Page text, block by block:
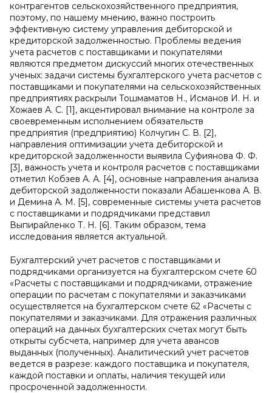
контрагентов сельскохозяйственного предприятия,
поэтому, по нашему мнению, важно построить
эффективную систему управления дебиторской и
кредиторской задолженностью. Проблемы ведения
учета расчетов с поставщиками и покупателями
являются предметом дискуссий многих отечественных
ученых: задачи системы бухгалтерского учета расчетов с
поставщиками и покупателями на сельскохозяйственных
предприятиях раскрыли Тошмаматов Н., Исманов И. Н. и
Хожаев А. С. [1], акцентировал внимание на контроле за
своевременным исполнением обязательств
предприятия (предприятию) Колчугин С. В. [2],
направления оптимизации учета дебиторской и
кредиторской задолженности выявила Суфиянова Ф. Ф.
[3], важность учета и контроля расчетов с поставщиками
отметил Кобзев А. А. [4], основные направления анализа
дебиторской задолженности показали Абашенкова А. В.
и Демина А. М. [5], современные системы учета расчетов
с поставщиками и подрядчиками представил
Выпирайленко Т. Н. [6]. Таким образом, тема
исследования является актуальной.
Бухгалтерский учет расчетов с поставщиками и
подрядчиками организуется на бухгалтерском счете 60
«Расчеты с поставщиками и подрядчиками, отражение
операции по расчетам с покупателями и заказчиками
осуществляется на бухгалтерском счете 62 «Расчеты с
покупателями и заказчиками. Для отражения различных
операций на данных бухгалтерских счетах могут быть
открыты субсчета, например для учета авансов
выданных (полученных). Аналитический учет расчетов
ведется в разрезе: каждого поставщика и покупателя,
каждой поставки и оплаты, наличия текущей или
просроченной задолженности.